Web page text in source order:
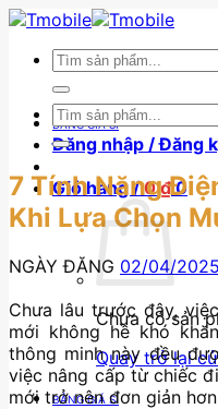
Skip
contentTìm
BẢNG GIÁ SỈ
Đăng nhập / Đăng
Giỏ hàng /0₫ 0
Chưa có sản
Quay trở lại
BẢNG GIÁ SỈ
Tìm
kiếm:
7 Tính Năng
Khi Lựa Chọn
NGÀY ĐĂNG 02/04/2025
Chưa lâu trước đây,
mới không hề khó
thông minh này đều
việc nâng cấp từ chiếc
mới trở nên đơn giản